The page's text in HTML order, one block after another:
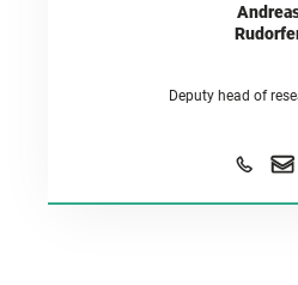
Deputy head of